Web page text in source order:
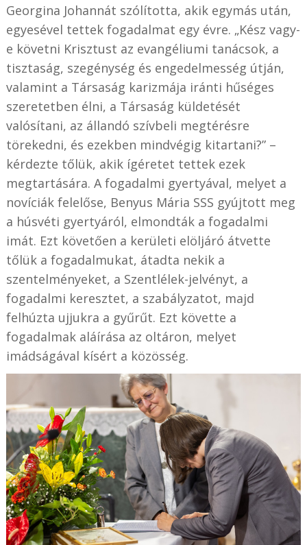
Georgina Johannát szólította, akik egymás után,
egyesével tettek fogadalmat egy évre. „Kész vagy-
e követni Krisztust az evangéliumi tanácsok, a
tisztaság, szegénység és engedelmesség útján,
valamint a Társaság karizmája iránti hűséges
szeretetben élni, a Társaság küldetését
valósítani, az állandó szívbeli megtérésre
törekedni, és ezekben mindvégig kitartani?” –
kérdezte tőlük, akik ígéretet tettek ezek
megtartására. A fogadalmi gyertyával, melyet a
novíciák felelőse, Benyus Mária SSS gyújtott meg
a húsvéti gyertyáról, elmondták a fogadalmi
imát. Ezt követően a kerületi elöljáró átvette
tőlük a fogadalmukat, átadta nekik a
szentelményeket, a Szentlélek-jelvényt, a
fogadalmi keresztet, a szabályzatot, majd
felhúzta ujjukra a gyűrűt. Ezt követte a
fogadalmak aláírása az oltáron, melyet
imádságával kísért a közösség.